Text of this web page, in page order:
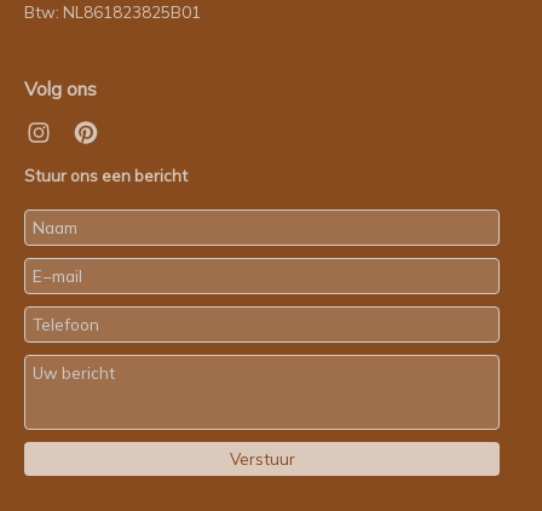
Btw: NL861823825B01
Volg ons
Stuur ons een bericht